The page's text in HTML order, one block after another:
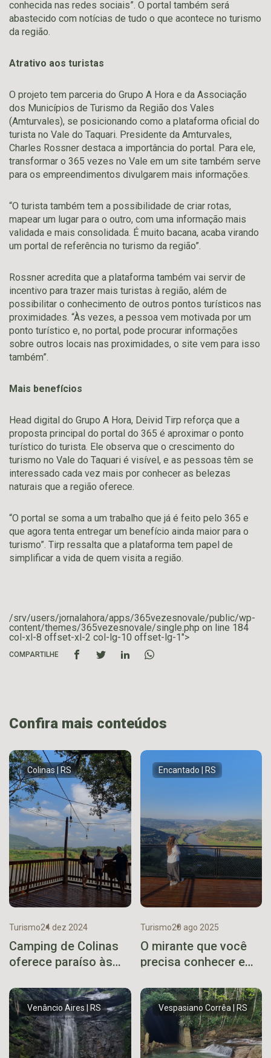
conhecida nas redes sociais”. O portal também será
abastecido com notícias de tudo o que acontece no turismo
da região.
Atrativo aos turistas
O projeto tem parceria do Grupo A Hora e da Associação
dos Municípios de Turismo da Região dos Vales
(Amturvales), se posicionando como a plataforma oficial do
turista no Vale do Taquari. Presidente da Amturvales,
Charles Rossner destaca a importância do portal. Para ele,
transformar o 365 vezes no Vale em um site também serve
para os empreendimentos divulgarem mais informações.
“O turista também tem a possibilidade de criar rotas,
mapear um lugar para o outro, com uma informação mais
validada e mais consolidada. É muito bacana, acaba virando
um portal de referência no turismo da região”.
Rossner acredita que a plataforma também vai servir de
incentivo para trazer mais turistas à região, além de
possibilitar o conhecimento de outros pontos turísticos nas
proximidades. “Às vezes, a pessoa vem motivada por um
ponto turístico e, no portal, pode procurar informações
sobre outros locais nas proximidades, o site vem para isso
também”.
Mais benefícios
Head digital do Grupo A Hora, Deivid Tirp reforça que a
proposta principal do portal do 365 é aproximar o ponto
turístico do turista. Ele observa que o crescimento do
turismo no Vale do Taquari é visível, e as pessoas têm se
interessado cada vez mais por conhecer as belezas
naturais que a região oferece.
“O portal se soma a um trabalho que já é feito pelo 365 e
que agora tenta entregar um benefício ainda maior para o
turismo”. Tirp ressalta que a plataforma tem papel de
simplificar a vida de quem visita a região.
/srv/users/jornalahora/apps/365vezesnovale/public/wp-
content/themes/365vezesnovale/single.php on line 184
col-xl-8 offset-xl-2 col-lg-10 offset-lg-1">
COMPARTILHE
Confira mais conteúdos
Colinas | RS
Turismo24 dez 2024
Camping de Colinas
oferece paraíso às
Taquari
Encantado | RS
Turismo20 ago 2025
O mirante que você
precisa conhecer em
Venâncio Aires | RS Vespasiano Corrêa | RS